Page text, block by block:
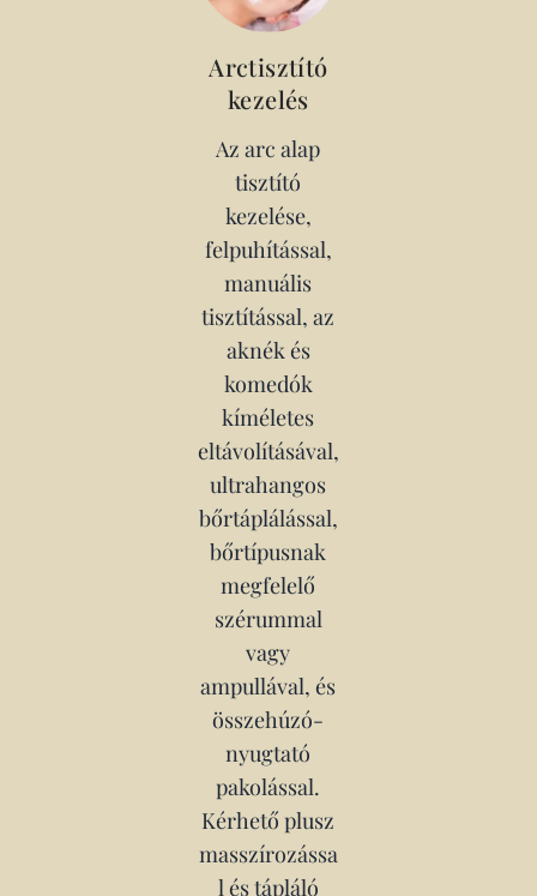
Arctisztító
kezelés
Az arc alap
tisztító
kezelése,
felpuhítással,
manuális
tisztítással, az
aknék és
komedók
kíméletes
eltávolításával,
ultrahangos
bőrtáplálással,
bőrtípusnak
megfelelő
szérummal
vagy
ampullával, és
összehúzó-
nyugtató
pakolással.
Kérhető plusz
masszírozássa
l és tápláló